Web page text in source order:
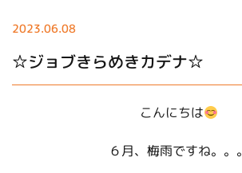
2023.06.08
☆ジョブきらめきカデナ☆
こんにちは
６月、梅雨ですね。。。